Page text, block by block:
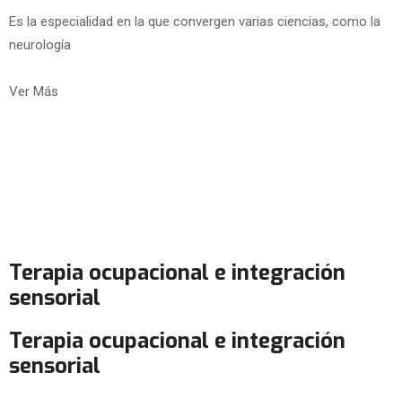
Es la especialidad en la que convergen varias ciencias, como la
neurología
Ver Más
Terapia ocupacional e integración
sensorial
Terapia ocupacional e integración
sensorial